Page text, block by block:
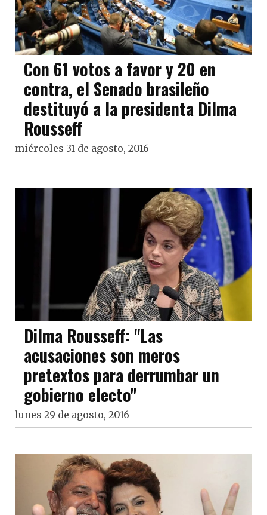
Con 61 votos a favor y 20 en
contra, el Senado brasileño
destituyó a la presidenta Dilma
Rousseff
miércoles 31 de agosto, 2016
Dilma Rousseff: "Las
acusaciones son meros
pretextos para derrumbar un
gobierno electo"
lunes 29 de agosto, 2016